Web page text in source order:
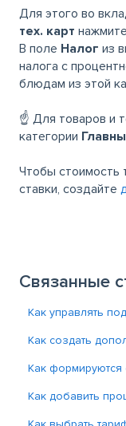
Для этого во
тех. карт нажмите
В поле Налог из
налога с
блюдам из этой
☝️ Для товаров и
категории
Чтобы стоимость
ставки, создайте
Связанные
Как управлять
Как создать
Как формируются
Как добавить